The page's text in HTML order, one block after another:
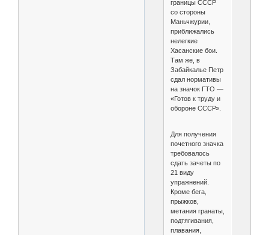
границы СССР
со стороны
Маньчжурии,
приближались
нелегкие
Хасанские бои.
Там же, в
Забайкалье Петр
сдал нормативы
на значок ГТО —
«Готов к труду и
обороне СССР».
Для получения
почетного значка
требовалось
сдать зачеты по
21 виду
упражнений.
Кроме бега,
прыжков,
метания гранаты,
подтягивания,
плавания,